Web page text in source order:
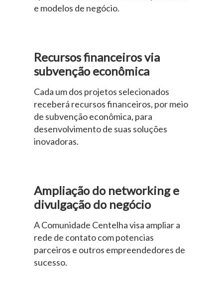
e modelos de negócio.
Recursos financeiros via
subvenção econômica
Cada um dos projetos selecionados
receberá recursos financeiros, por meio
de subvenção econômica, para
desenvolvimento de suas soluções
inovadoras.
Ampliação do networking e
divulgação do negócio
A Comunidade Centelha visa ampliar a
rede de contato com potencias
parceiros e outros empreendedores de
sucesso.